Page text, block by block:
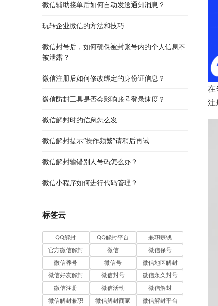
在
注
微信辅助接单后如何自动发送通知消息？
玩转企业微信的方法和技巧
微信封号后，如何确保被封账号内的个人信息不
被泄露？
微信注册后如何修改绑定的身份证信息？
微信防封工具是否会影响账号登录速度？
微信解封时的信息怎么发
微信解封提示“操作频繁”请稍后再试
微信解封输错别人号码怎么办？
微信小程序如何进行代码管理？
标签云
QQ解封 QQ解封平台
兼职赚钱
官方微信解封
微信
微信保号
微信养号
微信号
微信地区解封
微信好友解封
微信封号
微信永久封号
微信注册
微信活动
微信解封
微信解封兼职
微信解封商家
微信解封平台